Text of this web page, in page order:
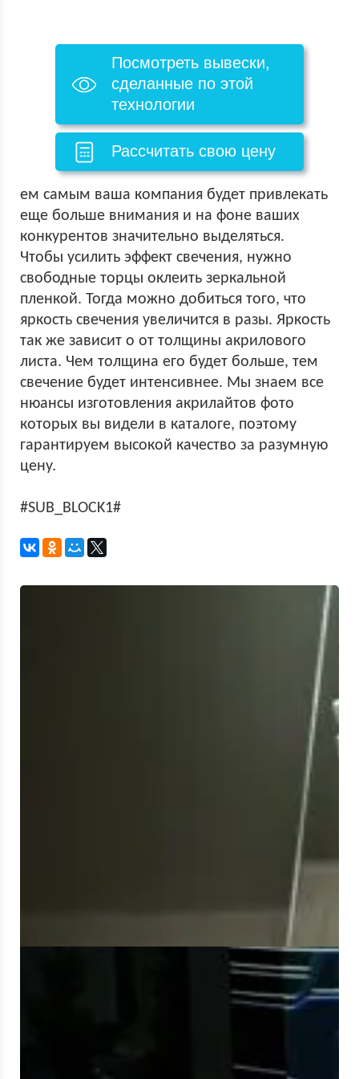
Посмотреть вывески,
сделанные по этой
технологии
Рассчитать свою цену
ем самым ваша компания будет привлекать
еще больше внимания и на фоне ваших
конкурентов значительно выделяться.
Чтобы усилить эффект свечения, нужно
свободные торцы оклеить зеркальной
пленкой. Тогда можно добиться того, что
яркость свечения увеличится в разы. Яркость
так же зависит о от толщины акрилового
листа. Чем толщина его будет больше, тем
свечение будет интенсивнее. Мы знаем все
нюансы изготовления акрилайтов фото
которых вы видели в каталоге, поэтому
гарантируем высокой качество за разумную
цену.
#SUB_BLOCK1#